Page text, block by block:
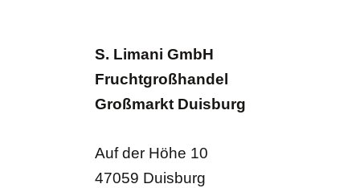
S. Limani GmbH
Fruchtgroßhandel
Großmarkt Duisburg
Auf der Höhe 10
47059 Duisburg